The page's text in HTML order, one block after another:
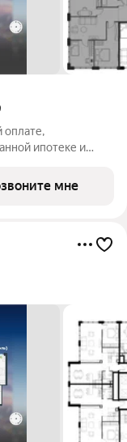
оплате,
ипотеке и
В северной
мне